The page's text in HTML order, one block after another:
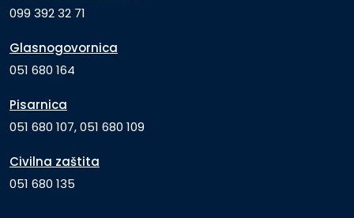
099 392 32 71
Glasnogovornica
051 680 164
Pisarnica
051 680 107, 051 680 109
Civilna zaštita
051 680 135